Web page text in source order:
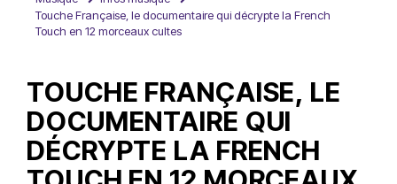
Touche Française, le documentaire qui décrypte la French
Touch en 12 morceaux cultes
TOUCHE FRANÇAISE, LE
DOCUMENTAIRE QUI
DÉCRYPTE LA FRENCH